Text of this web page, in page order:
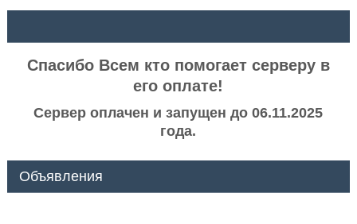
Спасибо Всем кто помогает серверу в
его оплате!
Сервер оплачен и запущен до 06.11.2025
года.
Объявления